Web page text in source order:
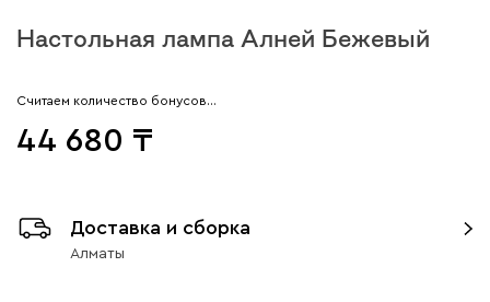
Настольная лампа Алней Бежевый
Считаем количество бонусов…
44 680
Доставка и сборка
Алматы